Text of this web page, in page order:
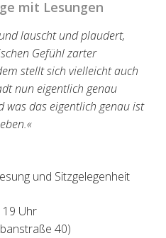
mit Lesungen
lauscht und plaudert,
Gefühl zarter
stellt sich vielleicht auch
nun eigentlich genau
was das eigentlich genau ist
und Sitzgelegenheit
Uhr
40)